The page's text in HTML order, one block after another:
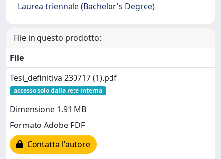
Laurea triennale (Bachelor's Degree)
File in questo prodotto:
File
Tesi_definitiva 230717 (1).pdf
accesso solo dalla rete interna
Dimensione 1.91 MB
Formato Adobe PDF
Contatta l'autore